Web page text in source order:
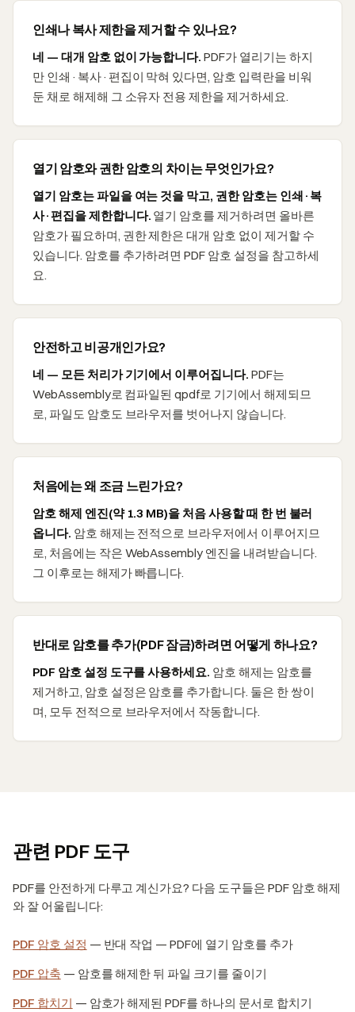
인쇄나 복사 제한을 제거할 수 있나요?
네 — 대개 암호 없이 가능합니다. PDF가 열리기는 하지
만 인쇄·복사·편집이 막혀 있다면, 암호 입력란을 비워
둔 채로 해제해 그 소유자 전용 제한을 제거하세요.
열기 암호와 권한 암호의 차이는 무엇인가요?
열기 암호는 파일을 여는 것을 막고, 권한 암호는 인쇄·복
사·편집을 제한합니다. 열기 암호를 제거하려면 올바른
암호가 필요하며, 권한 제한은 대개 암호 없이 제거할 수
있습니다. 암호를 추가하려면 PDF 암호 설정을 참고하세
요.
안전하고 비공개인가요?
네 — 모든 처리가 기기에서 이루어집니다. PDF는
WebAssembly로 컴파일된 qpdf로 기기에서 해제되므
로, 파일도 암호도 브라우저를 벗어나지 않습니다.
처음에는 왜 조금 느린가요?
암호 해제 엔진(약 1.3 MB)을 처음 사용할 때 한 번 불러
옵니다. 암호 해제는 전적으로 브라우저에서 이루어지므
로, 처음에는 작은 WebAssembly 엔진을 내려받습니다.
그 이후로는 해제가 빠릅니다.
반대로 암호를 추가(PDF 잠금)하려면 어떻게 하나요?
PDF 암호 설정 도구를 사용하세요. 암호 해제는 암호를
제거하고, 암호 설정은 암호를 추가합니다. 둘은 한 쌍이
며, 모두 전적으로 브라우저에서 작동합니다.
관련 PDF 도구
PDF를 안전하게 다루고 계신가요? 다음 도구들은 PDF 암호 해제
와 잘 어울립니다:
PDF 암호 설정 — 반대 작업 — PDF에 열기 암호를 추가
PDF 압축 — 암호를 해제한 뒤 파일 크기를 줄이기
PDF 합치기 — 암호가 해제된 PDF를 하나의 문서로 합치기